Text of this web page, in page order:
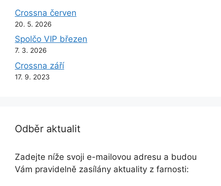
Crossna červen
20. 5. 2026
Spolčo VIP březen
7. 3. 2026
Crossna září
17. 9. 2023
Odběr aktualit
Zadejte níže svoji e-mailovou adresu a budou
Vám pravidelně zasílány aktuality z farnosti: